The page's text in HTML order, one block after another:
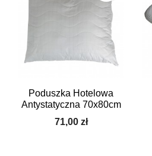
Poduszka Hotelowa
Antystatyczna 70x80cm
71,00 zł